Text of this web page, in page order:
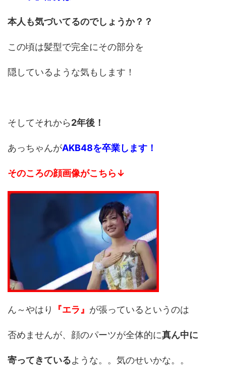
本人も気づいてるのでしょうか？？
この頃は髪型で完全にその部分を
隠しているような気もします！
そしてそれから2年後！
あっちゃんがAKB48を卒業します！
そのころの顔画像がこちら↓
ん～やはり 『エラ』 が張っているというのは
否めませんが、顔のパーツが全体的に真ん中に
寄ってきているような。。気のせいかな。。